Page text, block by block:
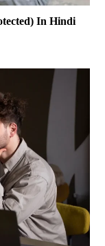
In Hindi